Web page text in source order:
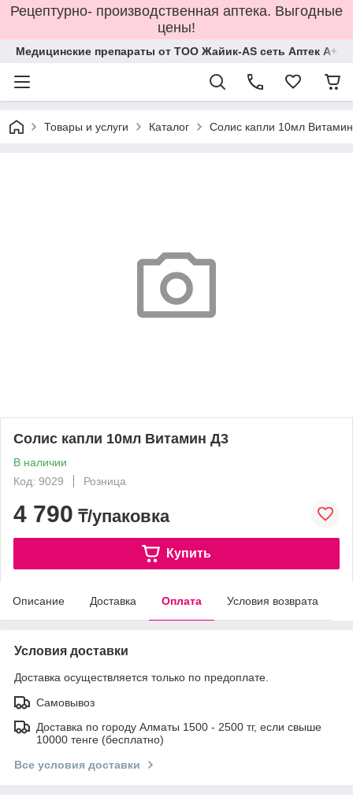
Рецептурно- производственная аптека. Выгодные
цены!
Медицинские препараты от ТОО Жайик-AS сеть Аптек А+
Товары и услуги Каталог Солис капли 10мл
Солис капли 10мл Витамин Д3
В наличии
Код: 9029
Розница
4 790 ₸/упаковка
Купить
Описание Доставка Оплата Условия возврата
Условия доставки
Доставка осуществляется только по предоплате.
Самовывоз
Доставка по городу Алматы 1500 - 2500 тг, если свыше
10000 тенге (бесплатно)
Все условия доставки